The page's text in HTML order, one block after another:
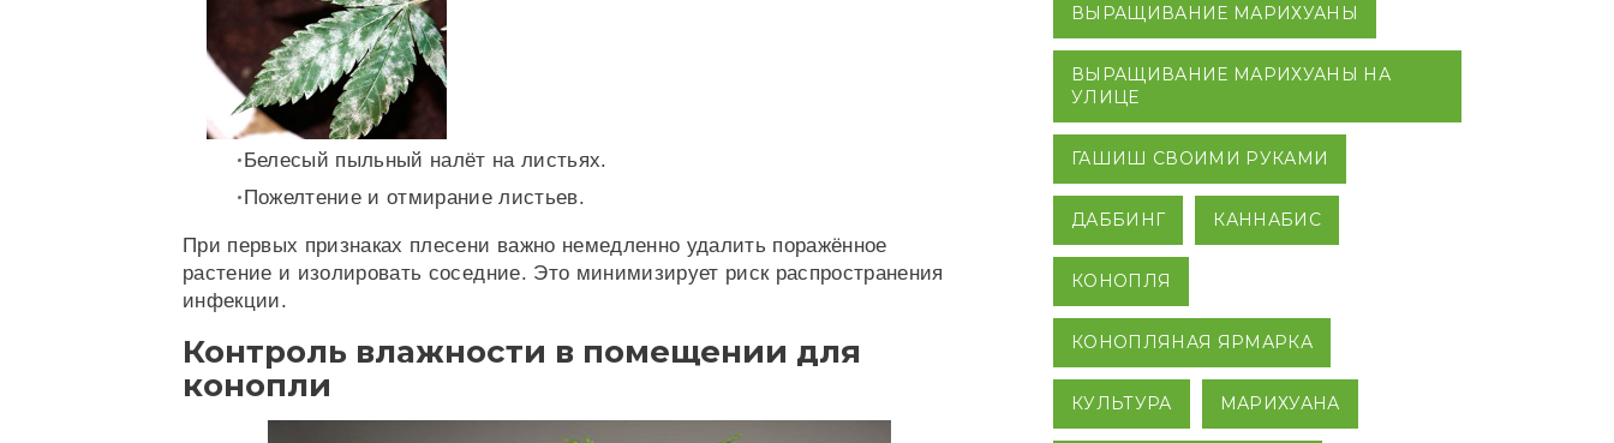
Белесый пыльный налёт на листьях.
Пожелтение и отмирание листьев.
При первых признаках плесени важно немедленно удалить поражённое
растение и изолировать соседние. Это минимизирует риск распространения
инфекции.
Контроль влажности в помещении для
конопли
ВЫРАЩИВАНИЕ МАРИХУАНЫ
ВЫРАЩИВАНИЕ МАРИХУАНЫ НА
УЛИЦЕ
ГАШИШ СВОИМИ РУКАМИ
ДАББИНГ КАННАБИС
КОНОПЛЯ
КОНОПЛЯНАЯ ЯРМАРКА
КУЛЬТУРА МАРИХУАНА